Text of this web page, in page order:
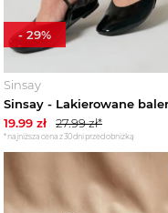
Sinsay
19.99 zł 27.99zł*
*najniższa cena z 30 dni przed obniżką
- 29%